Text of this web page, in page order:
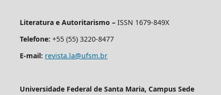
Literatura e Autoritarismo – ISSN 1679-849X
Telefone: +55 (55) 3220-8477
E-mail: revista.la@ufsm.br
Universidade Federal de Santa Maria, Campus Sede